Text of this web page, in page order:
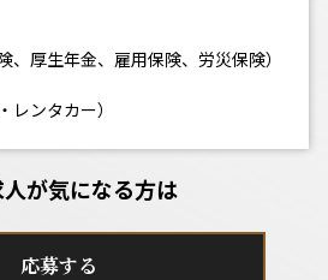
、厚生年金、雇用保険、労災保険）
ンタカー）
が気になる方は
応募する